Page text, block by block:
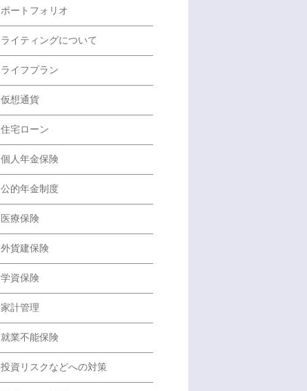
ポートフォリオ
ライティングについて
ライフプラン
仮想通貨
住宅ローン
個人年金保険
公的年金制度
医療保険
外貨建保険
学資保険
家計管理
就業不能保険
投資リスクなどへの対策